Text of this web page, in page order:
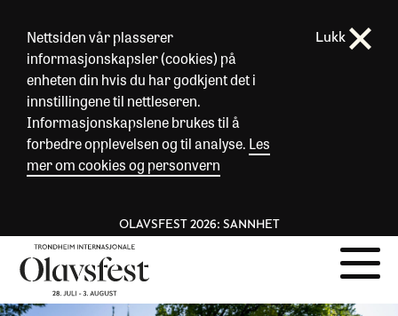
Nettsiden vår plasserer
informasjonskapsler (cookies) på
enheten din hvis du har godkjent det i
innstillingene til nettleseren.
Informasjonskapslene brukes til å
forbedre opplevelsen og til analyse. Les
mer om cookies og personvern
Lukk
OLAVSFEST 2026: SANNHET